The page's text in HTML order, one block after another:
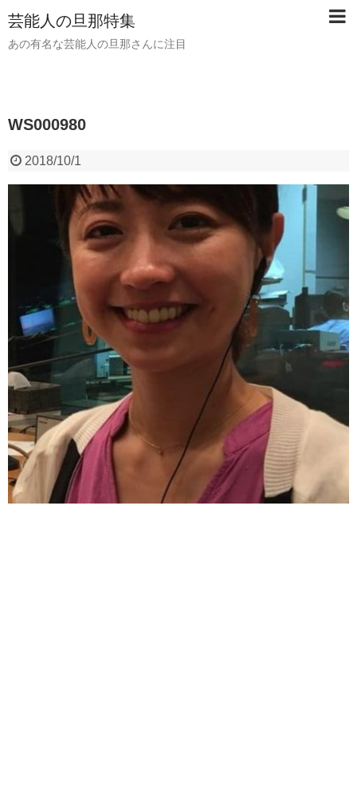
芸能人の旦那特集
あの有名な芸能人の旦那さんに注目
WS000980
2018/10/1